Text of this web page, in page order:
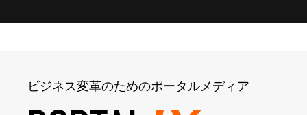
ビジネス変革のためのポータルメディア